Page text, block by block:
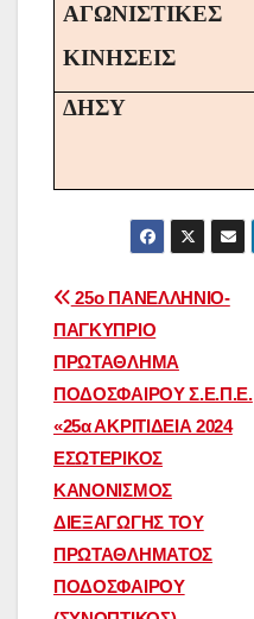
ΑΓΩΝΙΣΤΙΚΕΣ
ΚΙΝΗΣΕΙΣ
ΔΗΣΥ
Πλοήγηση
άρθρων
25ο ΠΑΝΕΛΛΗΝΙΟ-
ΠΑΓΚΥΠΡΙΟ
ΠΡΩΤΑΘΛΗΜΑ
ΠΟΔΟΣΦΑΙΡΟΥ Σ.Ε.Π.Ε.
«25α ΑΚΡΙΤΙΔΕΙΑ 2024
ΕΣΩΤΕΡΙΚΟΣ
ΚΑΝΟΝΙΣΜΟΣ
ΔΙΕΞΑΓΩΓΗΣ ΤΟΥ
ΠΡΩΤΑΘΛΗΜΑΤΟΣ
ΠΟΔΟΣΦΑΙΡΟΥ